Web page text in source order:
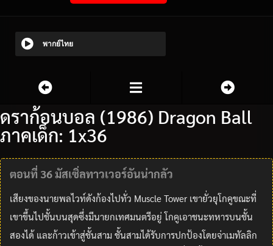
พากย์ไทย
ดราก้อนบอล (1986) Dragon Ball
ภาคเด็ก: 1x36
ตอนที่ 36 มัสเซิ่ลทาวเวอร์อันน่ากลัว
เสียงของนายพลไวท์ดังก้องไปทั่ว Muscle Tower เขายั่วยุโกคูขณะที่
เขาขึ้นไปชั้นบนสุดซึ่งมีนายกเทศมนตรีอยู่ โกคูเอาชนะทหารบนชั้น
สองได้ และก้าวเข้าสู่ชั้นสาม ชั้นสามได้รับการปกป้องโดยจ่าเมทัลลิก